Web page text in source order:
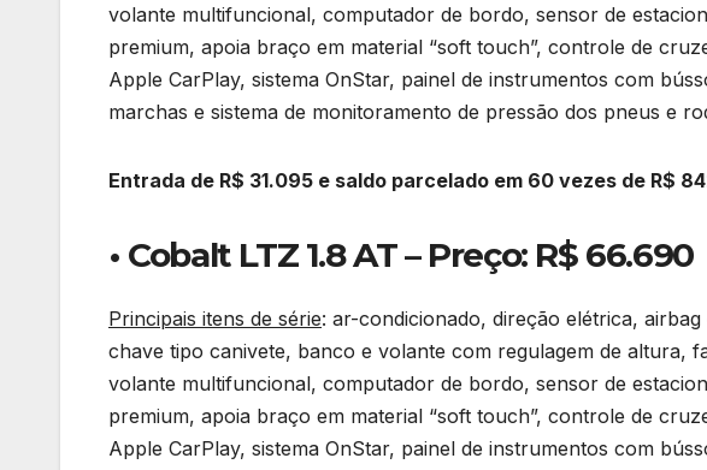
volante multifuncional, computador de bordo, sensor de
premium, apoia braço em material “soft touch”, controle de
Apple CarPlay, sistema OnStar, painel de instrumentos com
marchas e sistema de monitoramento de pressão dos pneus e
Entrada de R$ 31.095 e saldo parcelado em 60 vezes de R$
• Cobalt LTZ 1.8 AT – Preço: R$ 66.690
Principais itens de série: ar-condicionado, direção elétrica,
chave tipo canivete, banco e volante com regulagem de altura,
volante multifuncional, computador de bordo, sensor de
premium, apoia braço em material “soft touch”, controle de
Apple CarPlay, sistema OnStar, painel de instrumentos com